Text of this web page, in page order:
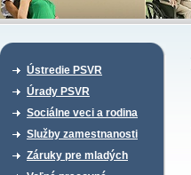
Ústredie PSVR
Úrady PSVR
Sociálne veci a rodina
Služby zamestnanosti
Záruky pre mladých